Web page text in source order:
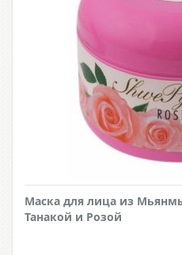
Маска для лица из
Танакой и Розой